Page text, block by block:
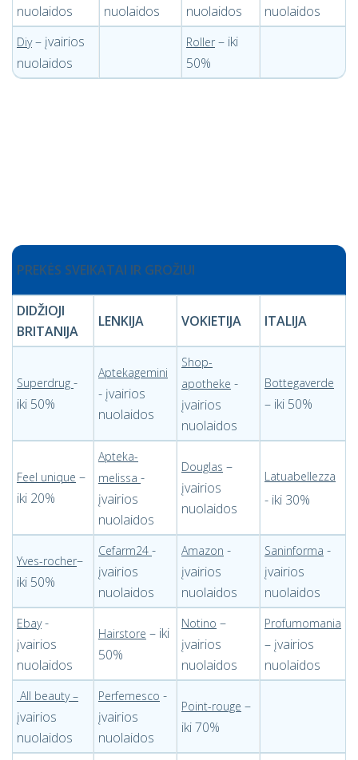
nuolaidos
nuolaidos
nuolaidos
nuolaidos
Diy– įvairios
nuolaidos
Roller – iki
50%
PREKĖS SVEIKATAI IR GROŽIUI
DIDŽIOJI
BRITANIJA
LENKIJA VOKIETIJA ITALIJA
Superdrug -
iki 50%
Aptekagemini
- įvairios
nuolaidos
Shop-
apotheke -
įvairios
nuolaidos
Bottegaverde
– iki 50%
Feel unique –
iki 20%
Apteka-
melissa -
įvairios
nuolaidos
Douglas –
įvairios
nuolaidos
Latuabellezza
- iki 30%
Yves-rocher–
iki 50%
Cefarm24 -
įvairios
nuolaidos
Amazon -
įvairios
nuolaidos
Saninforma -
įvairios
nuolaidos
Ebay-
įvairios
nuolaidos
Hairstore – iki
50%
Notino –
įvairios
nuolaidos
Profumomania
– įvairios
nuolaidos
All beauty–
įvairios
nuolaidos
Perfemesco -
įvairios
nuolaidos
Point-rouge –
iki 70%